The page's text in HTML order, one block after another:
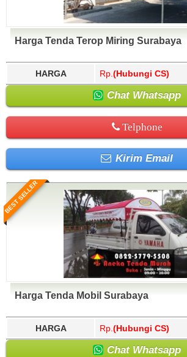
Harga Tenda Terop Miring Surabaya
HARGA Rp. (Hubungi CS)
Chat Whatsapp
Telphone
Kirim Email
BEST SELLER
Harga Tenda Mobil Surabaya
HARGA Rp. (Hubungi CS)
Chat Whatsapp